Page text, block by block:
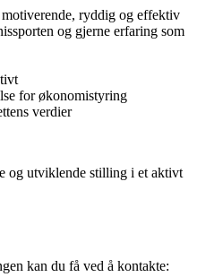
ryddig og effektiv
og gjerne erfaring som
for økonomistyring
verdier
og utviklende stilling i et aktivt
kan du få ved å kontakte: